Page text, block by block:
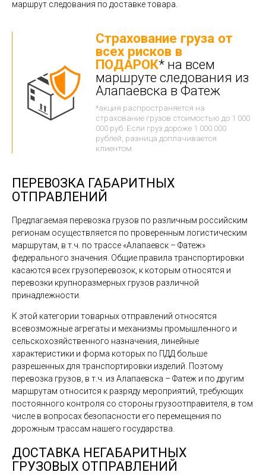
маршрут следования по доставке товара.
Страхование груза от
всех рисков в
ПОДАРОК* на всем
маршруте следования из
Алапаевска в Фатеж
*акция распространяется на
страхование грузов стоимостью до 1 000
000 руб. Если груз дороже 1 000 000
рублей, разница доплачивается
клиентом.
ПЕРЕВОЗКА ГАБАРИТНЫХ
ОТПРАВЛЕНИЙ
Предлагаемая перевозка грузов по различным российским
регионам осуществляется по проверенным логистическим
маршрутам, в т.ч. по трассе «Алапаевск – Фатеж»
федерального значения. Общие правила транспортировки
касаются всех грузоперевозок, к которым относятся и
перевозки крупноразмерных грузов различной
принадлежности.
К этой категории товарных отправлений относятся
всевозможные агрегаты и механизмы промышленного и
сельскохозяйственного назначения, линейные
характеристики и форма которых по ПДД больше
разрешенных для транспортировки изделий. Поэтому
перевозка грузов, в т.ч. из Алапаевска – Фатеж и по другим
маршрутам относится к разряду мероприятий, требующих
постоянного контроля со стороны грузоотправителя, в том
числе в вопросах безопасности его перемещения по
дорожным трассам нашего государства.
ДОСТАВКА НЕГАБАРИТНЫХ
ГРУЗОВЫХ ОТПРАВЛЕНИЙ